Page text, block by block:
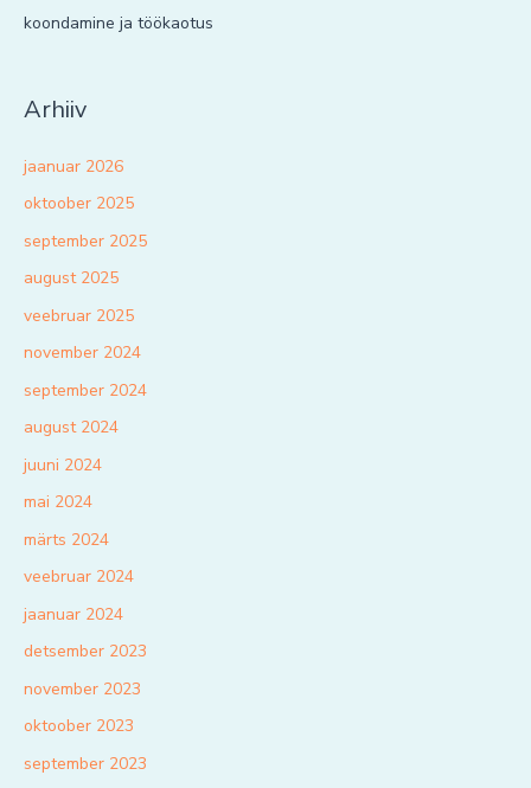
koondamine ja töökaotus
Arhiiv
jaanuar 2026
oktoober 2025
september 2025
august 2025
veebruar 2025
november 2024
september 2024
august 2024
juuni 2024
mai 2024
märts 2024
veebruar 2024
jaanuar 2024
detsember 2023
november 2023
oktoober 2023
september 2023